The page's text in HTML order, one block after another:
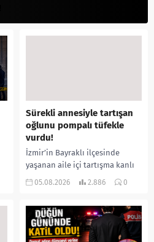
Sürekli annesiyle tartışan
oğlunu pompalı tüfekle
vurdu!
İzmir’in Bayraklı ilçesinde
yaşanan aile içi tartışma kanlı
bitti. İddiaya göre, uzun süredir
05.08.2026 2.886 0